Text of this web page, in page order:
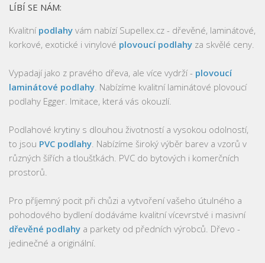
LÍBÍ SE NÁM:
Kvalitní podlahy vám nabízí Supellex.cz - dřevěné, laminátové,
korkové, exotické i vinylové plovoucí podlahy za skvělé ceny.
Vypadají jako z pravého dřeva, ale více vydrží - plovoucí
laminátové podlahy . Nabízíme kvalitní laminátové plovoucí
podlahy Egger. Imitace, která vás okouzlí.
Podlahové krytiny s dlouhou životností a vysokou odolností,
to jsou PVC podlahy . Nabízíme široký výběr barev a vzorů v
různých šířích a tloušťkách. PVC do bytových i komerčních
prostorů.
Pro příjemný pocit při chůzi a vytvoření vašeho útulného a
pohodového bydlení dodáváme kvalitní vícevrstvé i masivní
dřevěné podlahy a parkety od předních výrobců. Dřevo -
jedinečné a originální.